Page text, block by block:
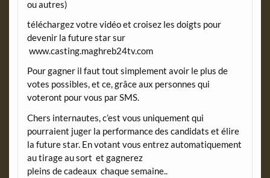
ou autres)
téléchargez votre vidéo et croisez les doigts pour
devenir la future star sur
www.casting.maghreb24tv.com
Pour gagner il faut tout simplement avoir le plus de
votes possibles, et ce, grâce aux personnes qui
voteront pour vous par SMS.
Chers internautes, c’est vous uniquement qui
pourraient juger la performance des candidats et élire
la future star. En votant vous entrez automatiquement
au tirage au sort et gagnerez
pleins de cadeaux chaque semaine..